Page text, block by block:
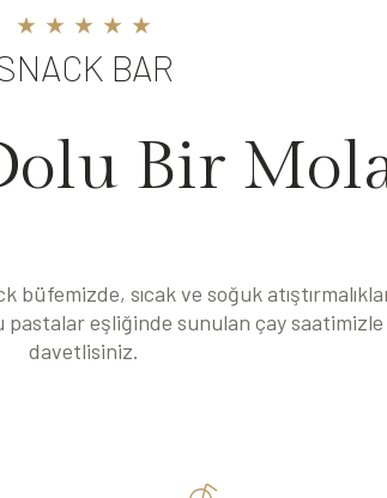
BAR
Bir
sıcak ve soğuk
eşliğinde sunulan çay saatimizle
davetlisiniz.